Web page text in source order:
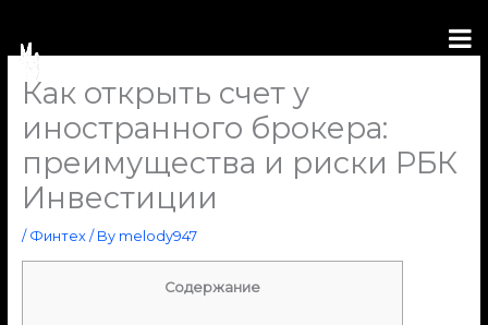
content
Как открыть счет у
иностранного брокера:
преимущества и риски РБК
Инвестиции
/ Финтех/ By melody947
Содержание